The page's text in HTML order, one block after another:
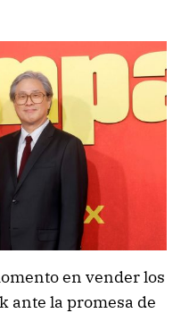
en vender los
ante la promesa de